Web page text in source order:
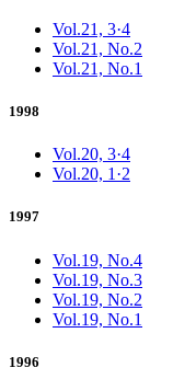
Vol.21, 3·4
Vol.21, No.2
Vol.21, No.1
1998
Vol.20, 3·4
Vol.20, 1·2
1997
Vol.19, No.4
Vol.19, No.3
Vol.19, No.2
Vol.19, No.1
1996